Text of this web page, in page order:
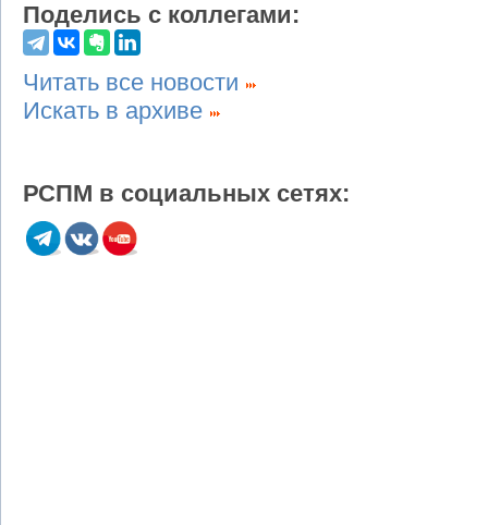
Поделись с коллегами:
Читать все новости
Искать в архиве
РСПМ в социальных сетях: